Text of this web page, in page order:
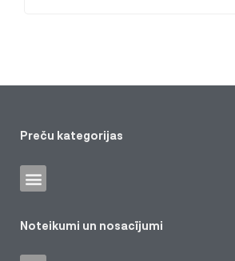
Preču kategorijas
Noteikumi un nosacījumi